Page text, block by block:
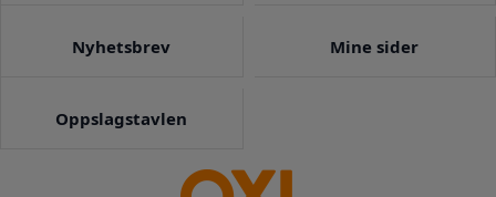
Nyhetsbrev Mine sider
Oppslagstavlen